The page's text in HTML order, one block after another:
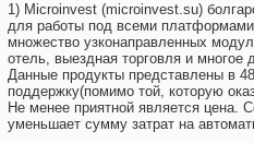
1) Microinvest (microinvest.su)
для работы под всеми
множество узконаправленных
отель, выездная торговля и многое
Данные продукты представлены в
поддержку(помимо той, которую
Не менее приятной является цена.
уменьшает сумму затрат на